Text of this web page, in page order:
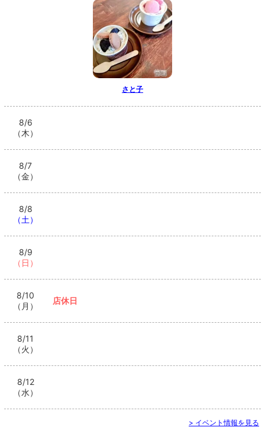
さと子
8/6
（木）
8/7
（金）
8/8
（土）
8/9
（日）
8/10
（月）
店休日
8/11
（火）
8/12
（水）
> イベント情報を見る